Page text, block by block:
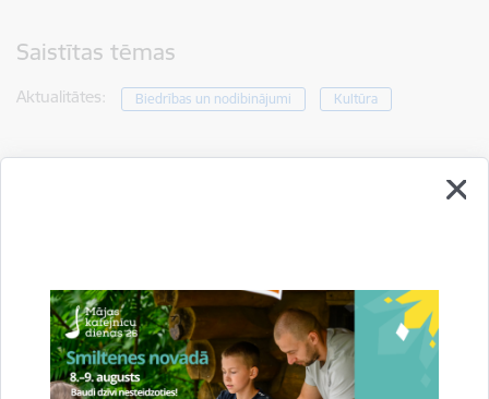
Saistītas tēmas
Aktualitātes: Biedrības un nodibinājumi Kultūra